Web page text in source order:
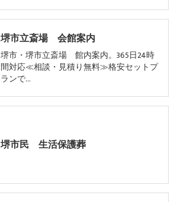
堺市立斎場 会館案内
堺市・堺市立斎場 館内案内。365日24時
間対応≪相談・見積り無料≫格安セットプ
ランで…
堺市民 生活保護葬